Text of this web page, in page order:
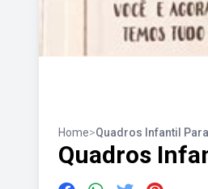
Home>Quadros Infantil
Quadros